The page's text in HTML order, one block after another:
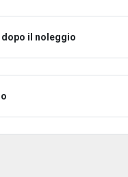
il noleggio